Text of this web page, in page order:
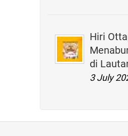
Hiri
di
3 July